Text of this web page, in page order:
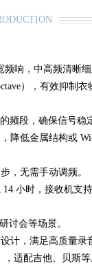
频响，中高频清晰
），有效抑制衣
频段，确保信号稳
降低金属结构或
，无需手动调频。
小时，接收机支
讨会等场景。
计，满足高质量录
适配吉他、贝斯等